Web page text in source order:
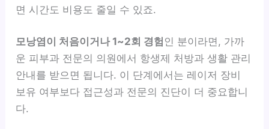
면 시간도 비용도 줄일 수 있죠.
모낭염이 처음이거나 1~2회 경험 인 분이라면, 가까
운 피부과 전문의 의원에서 항생제 처방과 생활 관리
안내를 받으면 됩니다. 이 단계에서는 레이저 장비
보유 여부보다 접근성과 전문의 진단이 더 중요합니
다.